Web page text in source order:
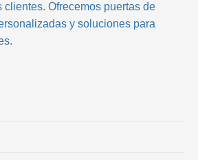
clientes. Ofrecemos puertas de
y soluciones para